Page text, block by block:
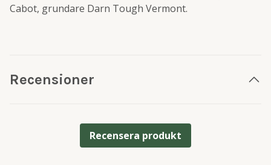
Cabot, grundare Darn Tough Vermont.
Recensioner
Recensera produkt